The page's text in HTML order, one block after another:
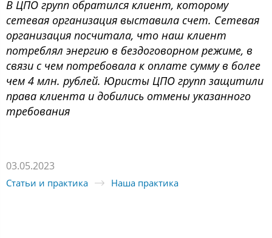
В ЦПО групп обратился клиент, которому
сетевая организация выставила счет. Сетевая
организация посчитала, что наш клиент
потреблял энергию в бездоговорном режиме, в
связи с чем потребовала к оплате сумму в более
чем 4 млн. рублей. Юристы ЦПО групп защитили
права клиента и добились отмены указанного
требования
03.05.2023
Статьи и практика Наша практика